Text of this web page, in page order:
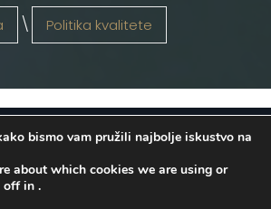
Politika kvalitete
d.o.o. 2026
. Configured
Osijek. Sva prava pridržana.
bismo vam pružili najbolje iskustvo na
about which cookies we are using or
off in .